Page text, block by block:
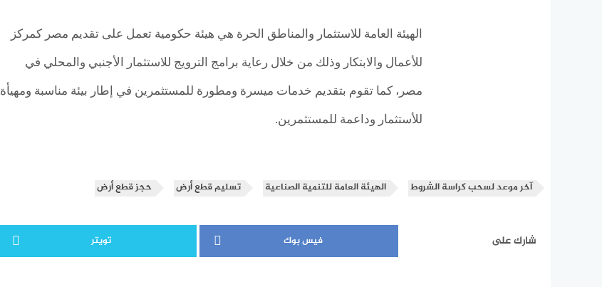
الهيئة العامة للاستثمار والمناطق الحرة هي هيئة حكومية تعمل على تقديم مصر كمركز
للأعمال والابتكار وذلك من خلال رعاية برامج الترويج للاستثمار الأجنبي والمحلي في
مصر، كما تقوم بتقديم خدمات ميسرة ومطورة للمستثمرين في إطار بيئة مناسبة ومهيأة
للأستثمار وداعمة للمستثمرين.
آخر موعد لسحب كراسة الشروط الهيئة العامة للتنمية الصناعية تسليم قطع أرض حجز قطع أرض
شارك على فيس بوك تويتر